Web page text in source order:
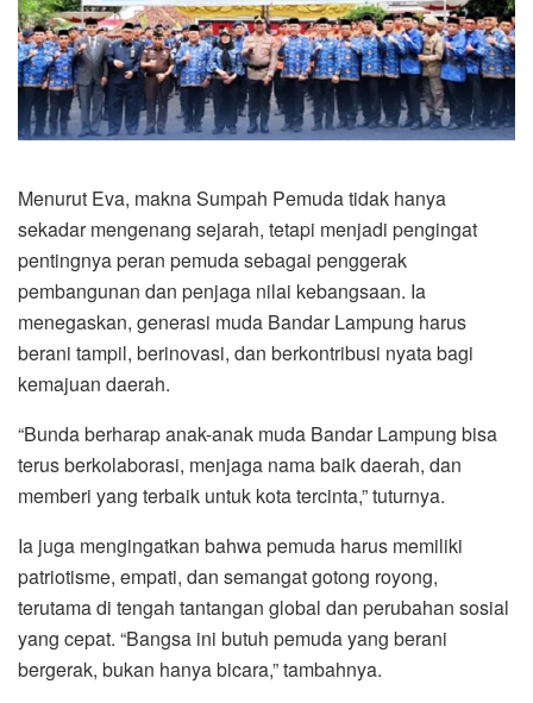
Menurut Eva, makna Sumpah Pemuda tidak hanya
sekadar mengenang sejarah, tetapi menjadi pengingat
pentingnya peran pemuda sebagai penggerak
pembangunan dan penjaga nilai kebangsaan. Ia
menegaskan, generasi muda Bandar Lampung harus
berani tampil, berinovasi, dan berkontribusi nyata bagi
kemajuan daerah.
“Bunda berharap anak-anak muda Bandar Lampung bisa
terus berkolaborasi, menjaga nama baik daerah, dan
memberi yang terbaik untuk kota tercinta,” tuturnya.
Ia juga mengingatkan bahwa pemuda harus memiliki
patriotisme, empati, dan semangat gotong royong,
terutama di tengah tantangan global dan perubahan sosial
yang cepat. “Bangsa ini butuh pemuda yang berani
bergerak, bukan hanya bicara,” tambahnya.